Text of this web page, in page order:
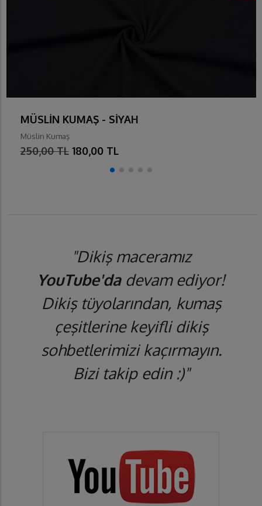
MÜSLİN KUMAŞ - SİYAH
Müslin Kumaş
250,00 TL 180,00 TL
"Dikiş maceramız
YouTube'dadevam ediyor!
Dikiş tüyolarından, kumaş
çeşitlerine keyifli dikiş
sohbetlerimizi kaçırmayın.
Bizi takip edin :)"